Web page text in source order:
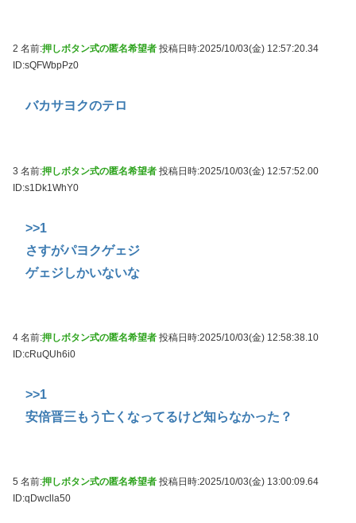
2 名前:押しボタン式の匿名希望者 投稿日時:2025/10/03(金) 12:57:20.34
ID:sQFWbpPz0
バカサヨクのテロ
3 名前:押しボタン式の匿名希望者 投稿日時:2025/10/03(金) 12:57:52.00
ID:s1Dk1WhY0
>>1
さすがパヨクゲェジ
ゲェジしかいないな
4 名前:押しボタン式の匿名希望者 投稿日時:2025/10/03(金) 12:58:38.10
ID:cRuQUh6i0
>>1
安倍晋三もう亡くなってるけど知らなかった？
5 名前:押しボタン式の匿名希望者 投稿日時:2025/10/03(金) 13:00:09.64
ID:qDwclla50